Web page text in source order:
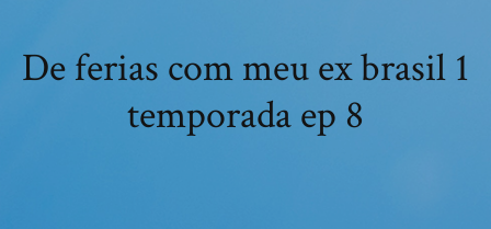
De ferias com meu ex brasil 1
temporada ep 8